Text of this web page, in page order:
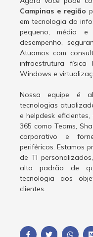
Campinas e região
em tecnologia da
pequeno, médio
desempenho,
Atuamos com
infraestrutura física
Windows e
Nossa equipe é
tecnologias
e helpdesk
365 como Teams,
corporativo e
periféricos. Estamos
de TI
alto padrão de
tecnologia aos
clientes.